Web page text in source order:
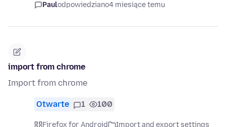
Paulodpowiedziano4 miesiące temu
import from chrome
Import from chrome
Otwarte 1 100
Firefox for Android Import and export settings